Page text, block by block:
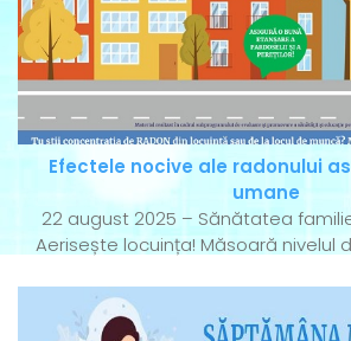
Efectele nocive ale radonului
umane
22 august 2025 – Sănătatea
Aerisește locuința! Măsoară nivelul